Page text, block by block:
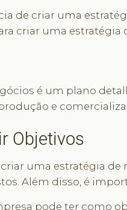
de criar uma
criar uma estratégia
é um plano
e
Objetivos
uma estratégia
Além disso, é
pode ter como